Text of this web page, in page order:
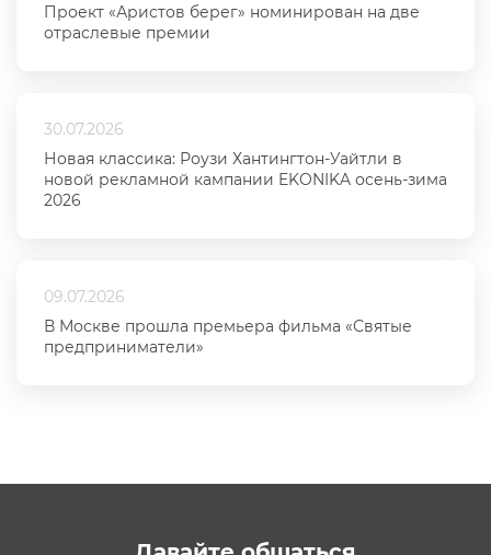
Проект «Аристов берег» номинирован на две
отраслевые премии
30.07.2026
Новая классика: Роузи Хантингтон-Уайтли в
новой рекламной кампании EKONIKA осень-зима
2026
09.07.2026
В Москве прошла премьера фильма «Святые
предприниматели»